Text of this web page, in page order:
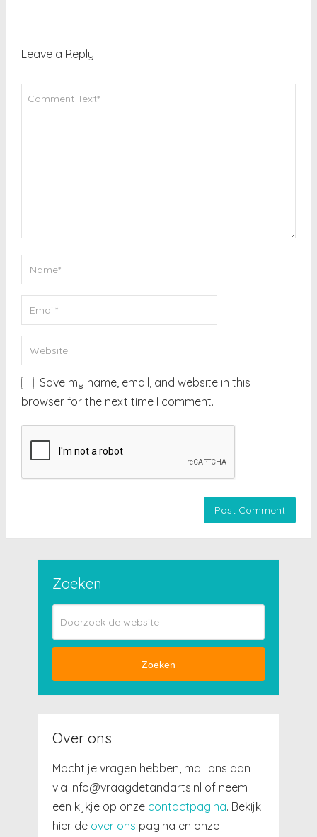
Leave a Reply
Save my name, email, and website in this
browser for the next time I comment.
Zoeken
Zoeken
Over ons
Mocht je vragen hebben, mail ons dan
via info@vraagdetandarts.nl of neem
een kijkje op onze contactpagina. Bekijk
hier de over ons pagina en onze